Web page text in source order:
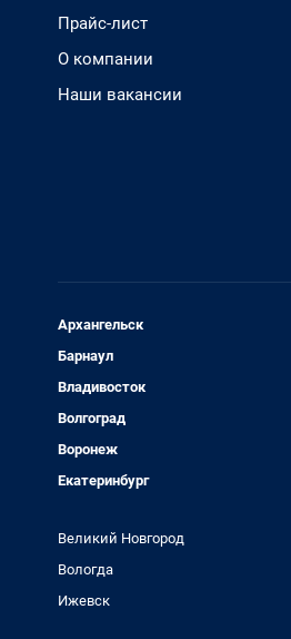
Прайс-лист
О компании
Наши вакансии
Архангельск
Барнаул
Владивосток
Волгоград
Воронеж
Екатеринбург
Великий Новгород
Вологда
Ижевск